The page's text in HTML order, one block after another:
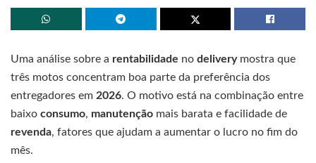
Uma análise sobre a rentabilidade no delivery mostra que
três motos concentram boa parte da preferência dos
entregadores em 2026. O motivo está na combinação entre
baixo consumo, manutenção mais barata e facilidade de
revenda, fatores que ajudam a aumentar o lucro no fim do
mês.